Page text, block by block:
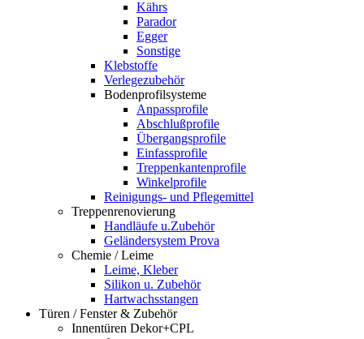
Kährs
Parador
Egger
Sonstige
Klebstoffe
Verlegezubehör
Bodenprofilsysteme
Anpassprofile
Abschlußprofile
Übergangsprofile
Einfassprofile
Treppenkantenprofile
Winkelprofile
Reinigungs- und Pflegemittel
Treppenrenovierung
Handläufe u.Zubehör
Geländersystem Prova
Chemie / Leime
Leime, Kleber
Silikon u. Zubehör
Hartwachsstangen
Türen / Fenster & Zubehör
Innentüren Dekor+CPL